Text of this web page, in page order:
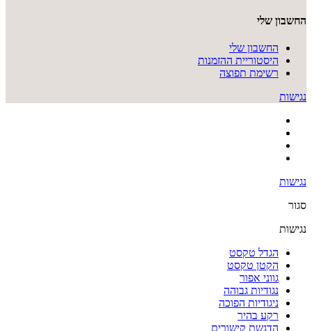
החשבון שלי
החשבון שלי
היסטוריית ההזמנות
רשימת תפוצה
נגישות
נגישות
סגור
נגישות
הגדל טקסט
הקטן טקסט
גווני אפור
נגודיות גבוהה
ניגודיות הפוכה
רקע בהיר
הדגשת קישורים